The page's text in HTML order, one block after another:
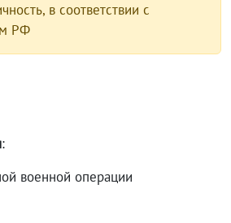
в соответствии с
РФ
:
военной операции